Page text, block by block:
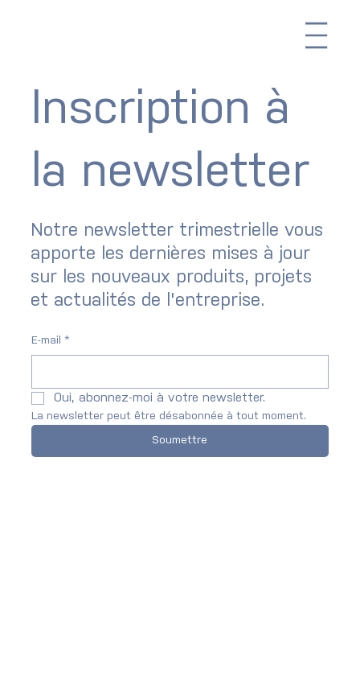
Inscription à
la newsletter
Notre newsletter trimestrielle vous
apporte les dernières mises à jour
sur les nouveaux produits, projets
et actualités de l'entreprise.
E-mail *
Oui, abonnez-moi à votre newsletter.
La newsletter peut être désabonnée à tout moment.
Soumettre